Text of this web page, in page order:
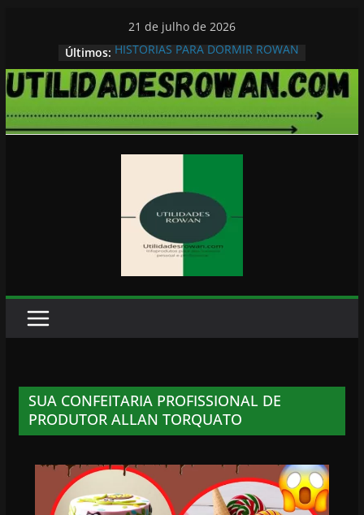
conteúdo
21 de julho de 2026
Últimos: HISTORIAS PARA DORMIR ROWAN
SUA CONFEITARIA PROFISSIONAL DE
PRODUTOR ALLAN TORQUATO